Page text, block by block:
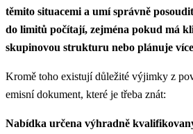
těmito situacemi a umí správně
do limitů počítají, zejména pokud má
skupinovou strukturu nebo plánuje
Kromě toho existují důležité výjimky z
emisní dokument, které je třeba znát:
Nabídka určena výhradně